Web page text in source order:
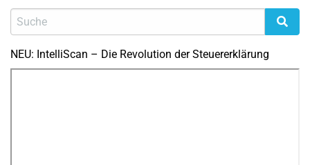
NEU: IntelliScan – Die Revolution der Steuererklärung